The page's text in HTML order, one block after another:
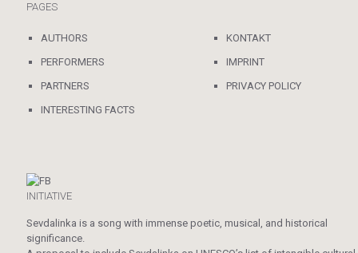
PAGES
AUTHORS
PERFORMERS
PARTNERS
INTERESTING FACTS
KONTAKT
IMPRINT
PRIVACY POLICY
INITIATIVE
Sevdalinka is a song with immense poetic, musical, and historical
significance.